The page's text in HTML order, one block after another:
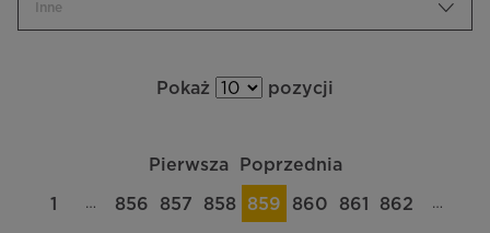
Inne
Pokaż pozycji
Pierwsza Poprzednia
1 … 856 857 858 859 860 861 862 …